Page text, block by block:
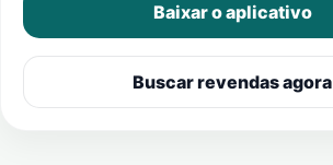
Baixar o aplicativo
Buscar revendas agora